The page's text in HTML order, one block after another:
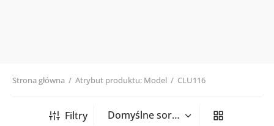
Strona główna / Atrybut produktu: Model / CLU116
Filtry